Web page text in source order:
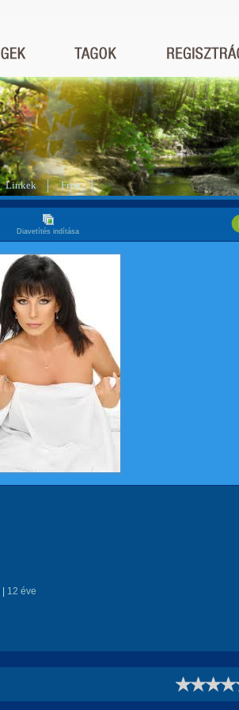
Linkek Friss
Diavetítés indítása
12 éve